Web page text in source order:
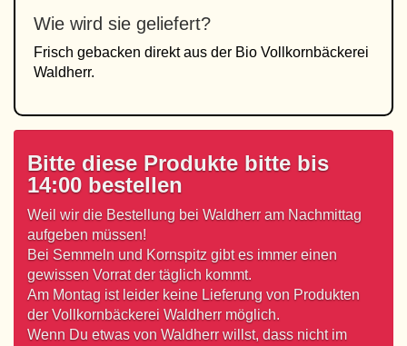
Wie wird sie geliefert?
Frisch gebacken direkt aus der Bio Vollkornbäckerei
Waldherr.
Bitte diese Produkte bitte bis
14:00 bestellen
Weil wir die Bestellung bei Waldherr am Nachmittag
aufgeben müssen!
Bei Semmeln und Kornspitz gibt es immer einen
gewissen Vorrat der täglich kommt.
Am Montag ist leider keine Lieferung von Produkten
der Vollkornbäckerei Waldherr möglich.
Wenn Du etwas von Waldherr willst, dass nicht im